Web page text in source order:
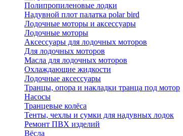
Полипропиленовые лодки
Надувной плот палатка polar bird
Лодочные моторы и аксессуары
Лодочные моторы
Аксессуары для лодочных моторов
Для лодочных моторов
Масла для лодочных моторов
Охлаждающие жидкости
Лодочные аксессуары
Транцы, опора и накладки транца под мотор
Насосы
Транцевые колёса
Тенты, чехлы и сумки для надувных лодок
Ремонт ПВХ изделий
Вёсла